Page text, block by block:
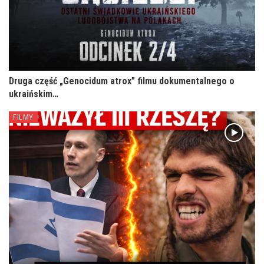
Druga część „Genocidum atrox” filmu dokumentalnego o
ukraińskim…
FILMY